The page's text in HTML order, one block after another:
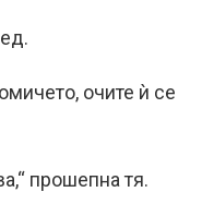
очите ѝ се
прошепна тя.